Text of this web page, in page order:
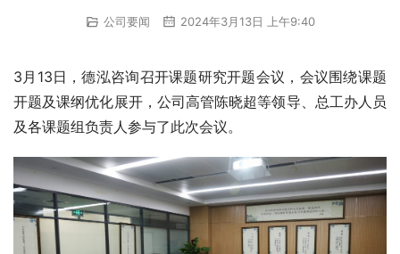
公司要闻 2024年3月13日 上午9:40
3月13日，德泓咨询召开课题研究开题会议，会议围绕课题
开题及课纲优化展开，公司高管陈晓超等领导、总工办人员
及各课题组负责人参与了此次会议。